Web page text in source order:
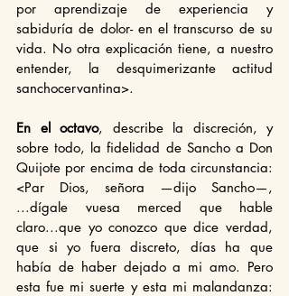
por aprendizaje de experiencia y
sabiduría de dolor- en el transcurso de su
vida. No otra explicación tiene, a nuestro
entender, la desquimerizante actitud
sanchocervantina>.
En el octavo, describe la discreción, y
sobre todo, la fidelidad de Sancho a Don
Quijote por encima de toda circunstancia:
<Par Dios, señora —dijo Sancho—,
...dígale vuesa merced que hable
claro...que yo conozco que dice verdad,
que si yo fuera discreto, días ha que
había de haber dejado a mi amo. Pero
esta fue mi suerte y esta mi malandanza: